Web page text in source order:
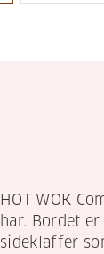
HOT WOK
har. Bordet
sideklaffer